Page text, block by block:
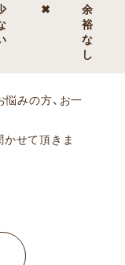
✖
余
裕
な
し
悩みの方、お一
せて頂きま